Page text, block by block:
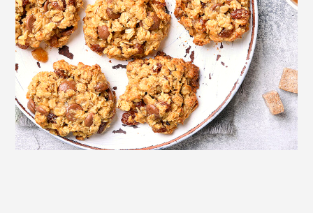
Brioșe și Checuri
Budinci, Jeleuri și Sufleuri
Cheesecake
Cozonaci
Deserturi Sănătoase
Plăcinte, Tarte și Rulade